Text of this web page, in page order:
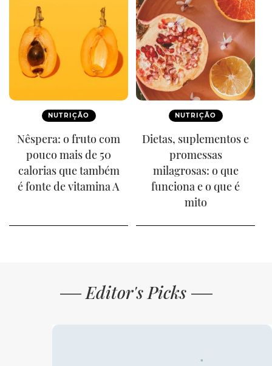
NUTRIÇÃO
Nêspera: o fruto com
pouco mais de 50
calorias que também
é fonte de vitamina A
NUTRIÇÃO
Dietas, suplementos e
promessas
milagrosas: o que
funciona e o que é
mito
Editor's Picks